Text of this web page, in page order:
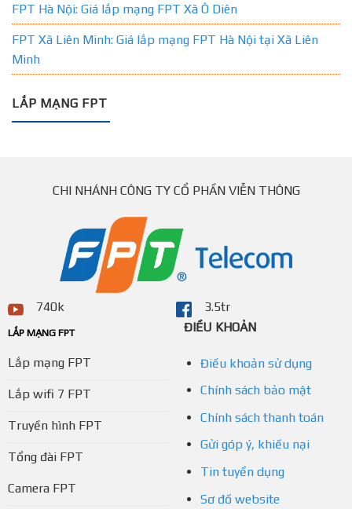
FPT Hà Nội: Giá lắp mạng FPT Xã Ô Diên
FPT Xã Liên Minh: Giá lắp mạng FPT Hà Nội tại Xã Liên
Minh
LẮP MẠNG FPT
CHI NHÁNH CÔNG TY CỔ PHẦN VIỄN THÔNG
740k 3.5tr
LẮP MẠNG FPT
Lắp mạng FPT
Lắp wifi 7 FPT
Truyền hình FPT
Tổng đài FPT
Camera FPT
ĐIỀU KHOẢN
Điều khoản sử dụng
Chính sách bảo mật
Chính sách thanh toán
Gửi góp ý, khiếu nại
Tin tuyển dụng
Sơ đồ website